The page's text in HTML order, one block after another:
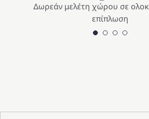
Δωρεάν μελέτη χώρου σε
επίπλωση